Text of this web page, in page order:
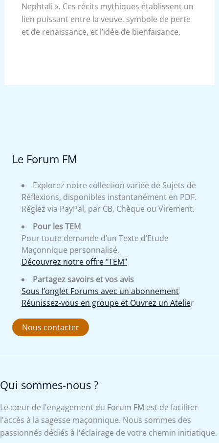
Nephtali ». Ces récits mythiques établissent un
lien puissant entre la veuve, symbole de perte
et de renaissance, et l’idée de bienfaisance.
Le Forum FM
Explorez notre collection variée de Sujets de
Réflexions, disponibles instantanément en PDF.
Réglez via PayPal, par CB, Chèque ou Virement.
Pour les TEM
Pour toute demande d’un Texte d’Etude
Maçonnique personnalisé,
Découvrez notre offre "TEM"
Partagez savoirs et vos avis
Sous l’onglet Forums avec un abonnement
Réunissez-vous en groupe et Ouvrez un Atelier
Nous contacter
Qui sommes-nous ?
Le cœur de l'engagement du Forum FM est de faciliter
l'accès à la sagesse maçonnique. Nous sommes des
passionnés dédiés à l'éclairage de votre chemin initiatique.